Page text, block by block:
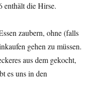
die Hirse.
zaubern, ohne (falls
gehen zu müssen.
aus dem gekocht,
es uns in den